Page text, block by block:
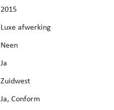
2015
Luxe afwerking
Neen
Ja
Zuidwest
Ja, Conform